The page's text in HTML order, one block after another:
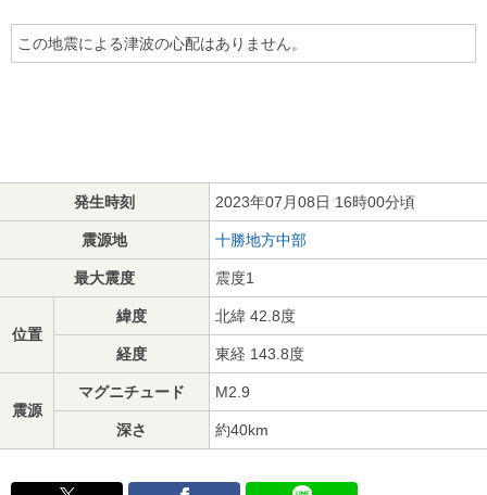
この地震による津波の心配はありません。
発生時刻 2023年07月08日 16時00分頃
震源地 十勝地方中部
最大震度 震度1
位置
緯度 北緯 42.8度
経度 東経 143.8度
震源
マグニチュード M2.9
深さ 約40km